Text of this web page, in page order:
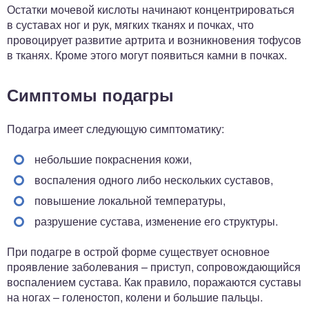
Остатки мочевой кислоты начинают концентрироваться
в суставах ног и рук, мягких тканях и почках, что
провоцирует развитие артрита и возникновения тофусов
в тканях. Кроме этого могут появиться камни в почках.
Симптомы подагры
Подагра имеет следующую симптоматику:
небольшие покраснения кожи,
воспаления одного либо нескольких суставов,
повышение локальной температуры,
разрушение сустава, изменение его структуры.
При подагре в острой форме существует основное
проявление заболевания – приступ, сопровождающийся
воспалением сустава. Как правило, поражаются суставы
на ногах – голеностоп, колени и большие пальцы.